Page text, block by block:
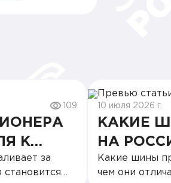
109
К
за
становится
10 июля 2026 г.
КАКИЕ
НА
ОНИ
Какие шины
чем они отличаются В России